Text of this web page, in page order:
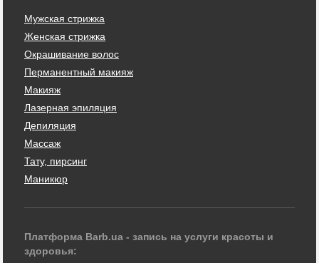
Мужская стрижка
Женская стрижка
Окрашивание волос
Перманентный макияж
Макияж
Лазерная эпиляция
Депиляция
Массаж
Тату, пирсинг
Маникюр
Платформа Barb.ua - запись на услуги красоты и
здоровья: